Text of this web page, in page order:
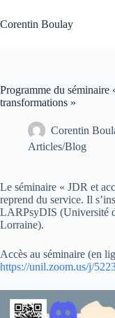
au
contenu
Corentin Boulay
Programme du séminaire
transformations »
Corentin
Articles/Blog
Le séminaire « JDR et
reprend du service. Il
LARPsyDIS (Université
Lorraine).
Accès au séminaire (en
https://unil.zoom.us/j/